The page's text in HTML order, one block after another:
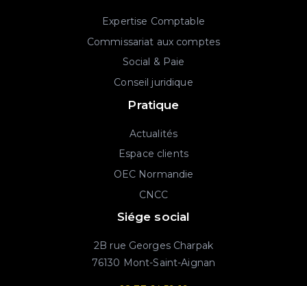
Expertise Comptable
Commissariat aux comptes
Social & Paie
Conseil juridique
Pratique
Actualités
Espace clients
OEC Normandie
CNCC
Siége social
2B rue Georges Charpak
76130 Mont-Saint-Aignan